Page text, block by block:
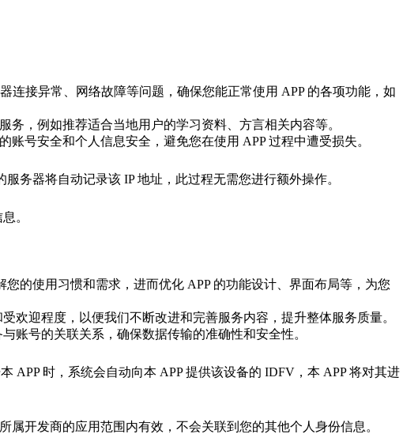
连接异常、网络故障等问题，确保您能正常使用 APP 的各项功能，如
务，例如推荐适合当地用户的学习资料、方言相关内容等。
账号安全和个人信息安全，避免您在使用 APP过程中遭受损失。
服务器将自动记录该 IP地址，此过程无需您进行额外操作。
。
您的使用习惯和需求，进而优化 APP 的功能设计、界面布局等，为您
欢迎程度，以便我们不断改进和完善服务内容，提升整体服务质量。
账号的关联关系，确保数据传输的准确性和安全性。
APP 时，系统会自动向本 APP提供该设备的 IDFV ，本 APP将对其进
所属开发商的应用范围内有效，不会关联到您的其他个人身份信息。